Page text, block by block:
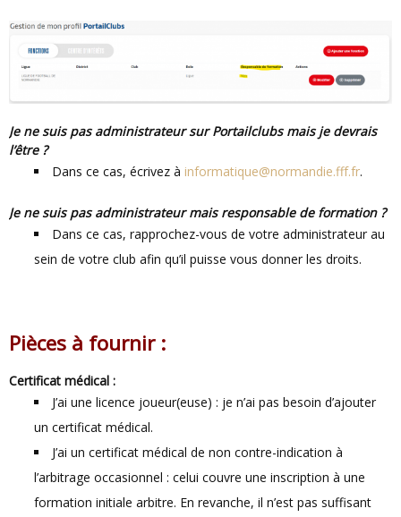
Je ne suis pas administrateur sur Portailclubs mais je devrais
l’être ?
Dans ce cas, écrivez à informatique@normandie.fff.fr.
Je ne suis pas administrateur mais responsable de formation ?
Dans ce cas, rapprochez-vous de votre administrateur au
sein de votre club afin qu’il puisse vous donner les droits.
Pièces à fournir :
Certificat médical :
J’ai une licence joueur(euse) : je n’ai pas besoin d’ajouter
un certificat médical.
J’ai un certificat médical de non contre-indication à
l’arbitrage occasionnel : celui couvre une inscription à une
formation initiale arbitre. En revanche, il n’est pas suffisant